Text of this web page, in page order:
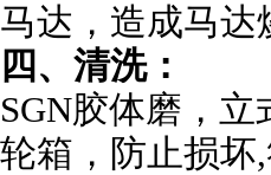
马达，造成马达
四、清洗：
SGN胶体磨，立
轮箱，防止损坏